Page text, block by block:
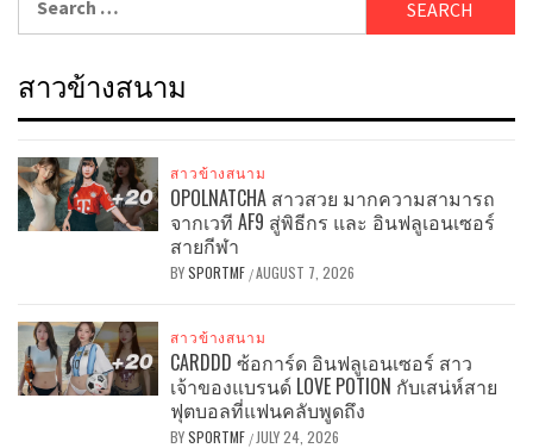
for:
สาวข้างสนาม
สาวข้างสนาม
OPOLNATCHA สาวสวย มากความสามารถ
จากเวที AF9 สู่พิธีกร และ อินฟลูเอนเซอร์
สายกีฬา
BYSPORTMF /AUGUST 7, 2026
สาวข้างสนาม
CARDDD ซ้อการ์ด อินฟลูเอนเซอร์ สาว
เจ้าของแบรนด์ LOVE POTION กับเสน่ห์สาย
ฟุตบอลที่แฟนคลับพูดถึง
BYSPORTMF / JULY 24, 2026